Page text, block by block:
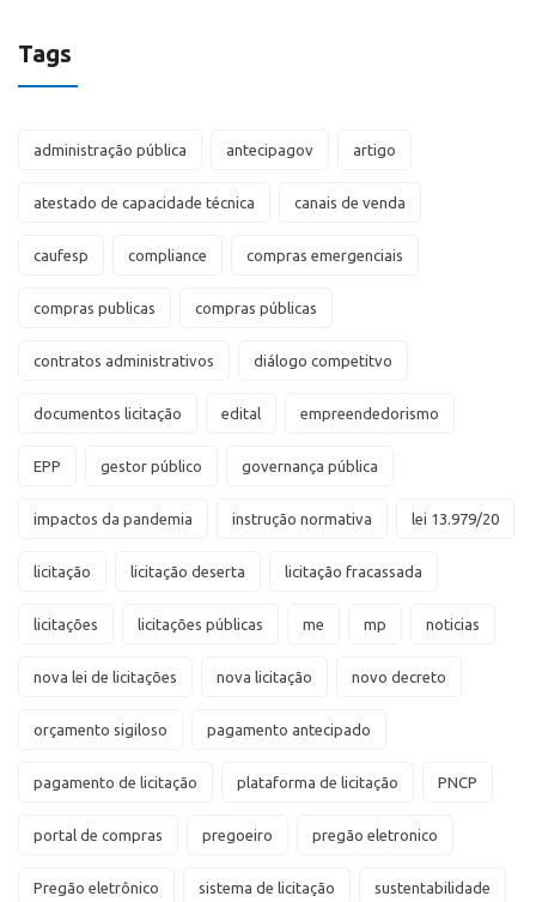
Tags
administração pública antecipagov artigo
atestado de capacidade técnica canais de venda
caufesp compliance compras emergenciais
compras publicas compras públicas
contratos administrativos diálogo competitvo
documentos licitação edital empreendedorismo
EPP gestor público governança pública
impactos da pandemia instrução normativa lei 13.979/20
licitação licitação deserta licitação fracassada
licitações licitações públicas me mp noticias
nova lei de licitações nova licitação novo decreto
orçamento sigiloso pagamento antecipado
pagamento de licitação plataforma de licitação PNCP
portal de compras pregoeiro pregão eletronico
Pregão eletrônico sistema de licitação sustentabilidade